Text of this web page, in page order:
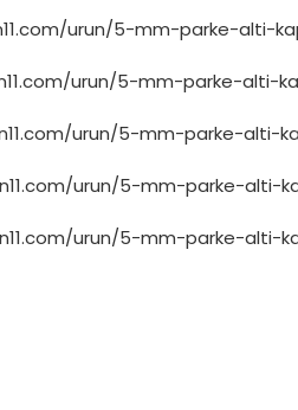
urun/5-mm-parke-alti-
urun/5-mm-parke-alti-
urun/5-mm-parke-alti-
urun/5-mm-parke-
urun/5-mm-parke-